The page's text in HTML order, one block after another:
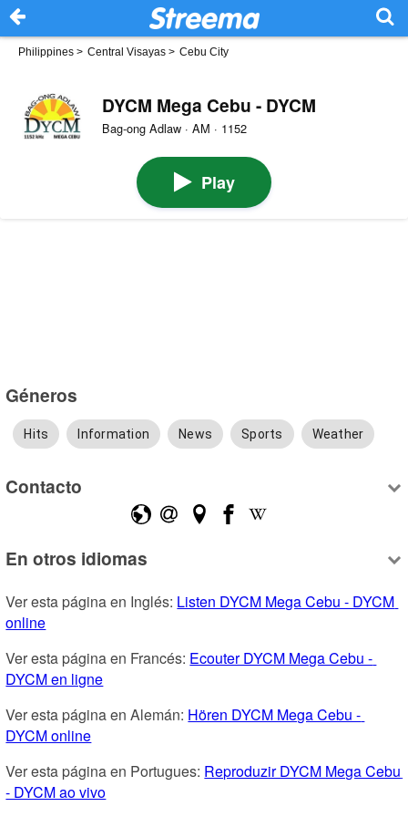
Philippines > Central Visayas > Cebu City
DYCM Mega Cebu - DYCM
Bag-ong Adlaw · AM · 1152
Play
Géneros
Hits Information News Sports Weather
Contacto
En otros idiomas
Ver esta página en Inglés: Listen DYCM Mega Cebu - DYCM
online
Ver esta página en Francés: Ecouter DYCM Mega Cebu -
DYCM en ligne
Ver esta página en Alemán: Hören DYCM Mega Cebu -
DYCM online
Ver esta página en Portugues: Reproduzir DYCM Mega Cebu
- DYCM ao vivo